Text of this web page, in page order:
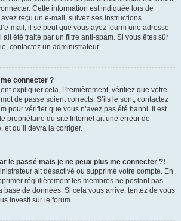
Cette information est indiquée lors de
avez reçu un e-mail, suivez ses instructions.
mail, il se peut que vous ayez fourni une adresse
ait été traité par un filtre anti-spam. Si vous êtes sûr
contactez un administrateur.
connecter ?
expliquer cela. Premièrement, vérifiez que votre
de passe soient corrects. S’ils le sont, contactez
pour vérifier que vous n’avez pas été banni. Il est
propriétaire du site Internet ait une erreur de
et qu’il devra la corriger.
le passé mais je ne peux plus me connecter ?!
ait désactivé ou supprimé votre compte. En
régulièrement les membres ne postant pas
base de données. Si cela vous arrive, tentez de vous
investi sur le forum.